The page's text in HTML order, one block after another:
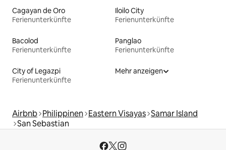
Cagayan de Oro
Ferienunterkünfte
Iloilo City
Ferienunterkünfte
Bacolod
Ferienunterkünfte
Panglao
Ferienunterkünfte
City of Legazpi
Ferienunterkünfte
Mehr anzeigen
Airbnb Philippinen Eastern Visayas Samar Island
San Sebastian